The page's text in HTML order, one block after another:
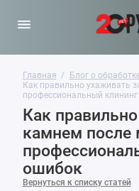
Главная
Блог о
Как правильно ухаживать
профессиональный
Как
камнем после
ошибок
Вернуться к списку статей